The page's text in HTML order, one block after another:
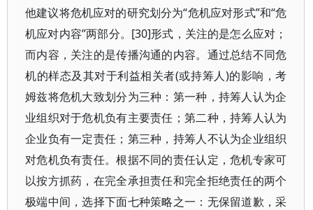
他建议将危机应对的研究划分为“危机应对形式”和“危
机应对内容”两部分。[30]形式，关注的是怎么应对；
而内容，关注的是传播沟通的内容。通过总结不同危
机的样态及其对于利益相关者(或持筹人)的影响，考
姆兹将危机大致划分为三种：第一种，持筹人认为企
业组织对于危机负有主要责任；第二种，持筹人认为
企业负有一定责任；第三种，持筹人不认为企业组织
对危机负有责任。根据不同的责任认定，危机专家可
以按方抓药，在完全承担责任和完全拒绝责任的两个
极端中间，选择下面七种策略之一：无保留道歉，采